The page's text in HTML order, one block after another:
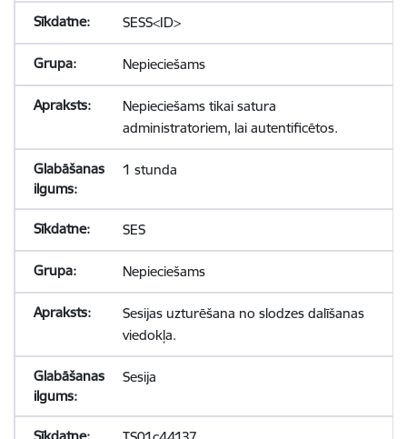
SESS<ID>
Nepieciešams
Nepieciešams tikai satura
administratoriem, lai autentificētos.
1 stunda
SES
Nepieciešams
Sesijas uzturēšana no slodzes dalīšanas
viedokļa.
Sesija